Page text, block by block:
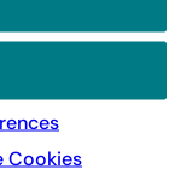
Cookies